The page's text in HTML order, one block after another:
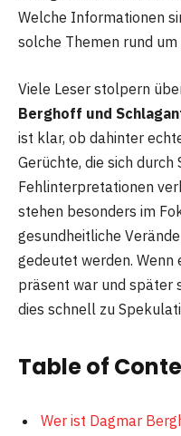
Welche Informationen
solche Themen rund
Viele Leser stolpern
Berghoff und
ist klar, ob dahinter
Gerüchte, die sich durch
Fehlinterpretationen
stehen besonders im
gesundheitliche
gedeutet werden. Wenn
präsent war und
dies schnell zu
Table of
Wer ist Dagmar